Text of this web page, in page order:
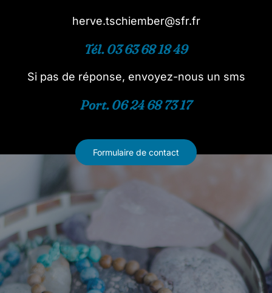
herve.tschiember@sfr.fr
Tél. 03 63 68 18 49
Si pas de réponse, envoyez-nous un sms
Port. 06 24 68 73 17
Formulaire de contact